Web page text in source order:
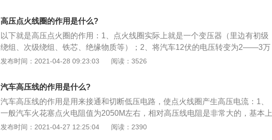
低压电变成高电压，是由于有与普通变压器相同的形式，初级线圈比次级线圈的
匝数比大；3、但点火线圈工作方式却与普通变压器不一样，普通变压器的工作
频率是固定50Hz，又称工频变压器，而点火线圈则是以脉冲形式工作的，可以看
成是脉冲变压器，它根据发动机不同的转速以不同的频率反复进行储能及放能。
高压点火线圈的作用是什么?
以下就是高压点火圈的作用：1、点火线圈实际上就是一个变压器（里边有初级
绕组、次级绕组、铁芯、绝缘物质等）；2、将汽车12伏的电压转变为2——3万
伏的电压，汽车点火系利用此高压电来点燃气缸中的混合气；3、汽车点火控制
电变为高压电，电压可以达到数万伏，通过气缸内的火花塞击穿空气电离产生电
发布时间：2021-04-28 09:23:03 阅读：3526
汽车高压线的作用是什么?
汽车高压线的作用是用来接通和切断低压电路，使点火线圈产生高压电流：1、
一般汽车火花塞点火电阻值为2050M左右，相对高压线电阻是非常大的，基本上
高压线限流电阻的阻值甚至可以“忽略不计”的，但当高压意外短路时限流电阻就
发布时间：2021-04-27 12:25:04 阅读：2390